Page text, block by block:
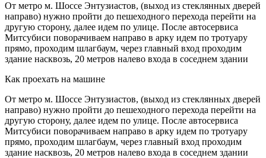
От метро м. Шоссе Энтузиастов, (выход из стеклянных дверей
направо) нужно пройти до пешеходного перехода перейти на
другую сторону, далее идем по улице. После автосервиса
Митсубиси поворачиваем направо в арку идем по тротуару
прямо, проходим шлагбаум, через главный вход проходим
здание насквозь, 20 метров налево входа в соседнем здании
Как проехать на машине
От метро м. Шоссе Энтузиастов, (выход из стеклянных дверей
направо) нужно пройти до пешеходного перехода перейти на
другую сторону, далее идем по улице. После автосервиса
Митсубиси поворачиваем направо в арку идем по тротуару
прямо, проходим шлагбаум, через главный вход проходим
здание насквозь, 20 метров налево входа в соседнем здании